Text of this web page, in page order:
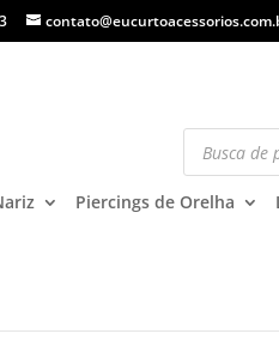
Piercings de Orelha